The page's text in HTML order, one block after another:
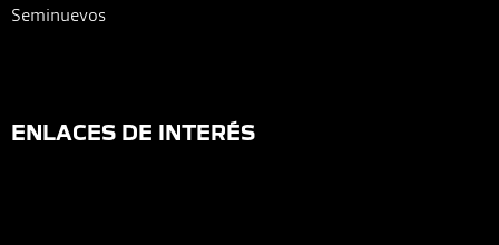
Seminuevos
ENLACES DE INTERÉS